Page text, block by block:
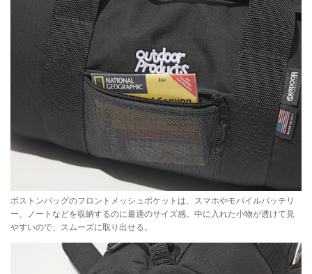
ボストンバッグのフロントメッシュポケットは、スマホやモバイルバッテリ
ー、ノートなどを収納するのに最適のサイズ感。中に入れた小物が透けて見
やすいので、スムーズに取り出せる。